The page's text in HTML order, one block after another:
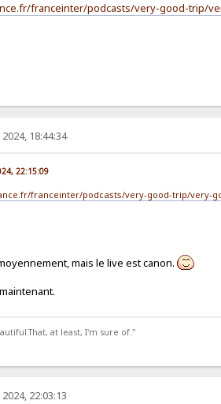
franceinter/podcasts/very-good-trip/
18:44:34
22:15:09
franceinter/podcasts/very-good-trip/very-
mais le live est canon.
at least, I'm sure of."
22:03:13